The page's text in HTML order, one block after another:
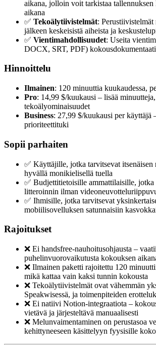
aikana, jolloin voit tarkistaa tallennuksen
aikana
✅ Tekoälytiivistelmät: Perustiivistelmät
jälkeen keskeisistä aiheista ja
✅ Vientimahdollisuudet: Useita
DOCX, SRT, PDF)
Hinnoittelu
Ilmainen: 120 minuuttia kuukaudessa,
Pro: 14,99 $/kuukausi – lisää
tekoälyominaisuudet
Business: 27,99 $/kuukausi per käyttäjä
prioriteettituki
Sopii parhaiten
✅ Käyttäjille, jotka tarvitsevat
hyvällä monikielisellä tuella
✅ Budjettitietoisille ammattilaisille, jotka
litteroinnin ilman
✅ Ihmisille, jotka tarvitsevat
mobiilisovelluksen satunnaisiin
Rajoitukset
❌ Ei handsfree-nauhoitusohjausta –
puhelinvuorovaikutusta kokouksen
❌ Ilmainen paketti rajoitettu 120
mikä kattaa vain kaksi tunnin kokousta
❌ Tekoälytiivistelmät ovat vähemmän
Speakwisessä, ja toimenpiteiden
❌ Ei natiivi Notion-integraatiota –
vietävä ja järjesteltävä manuaalisesti
❌ Melunvaimentaminen on perustasoa
kehittyneeseen käsittelyyn fyysisille